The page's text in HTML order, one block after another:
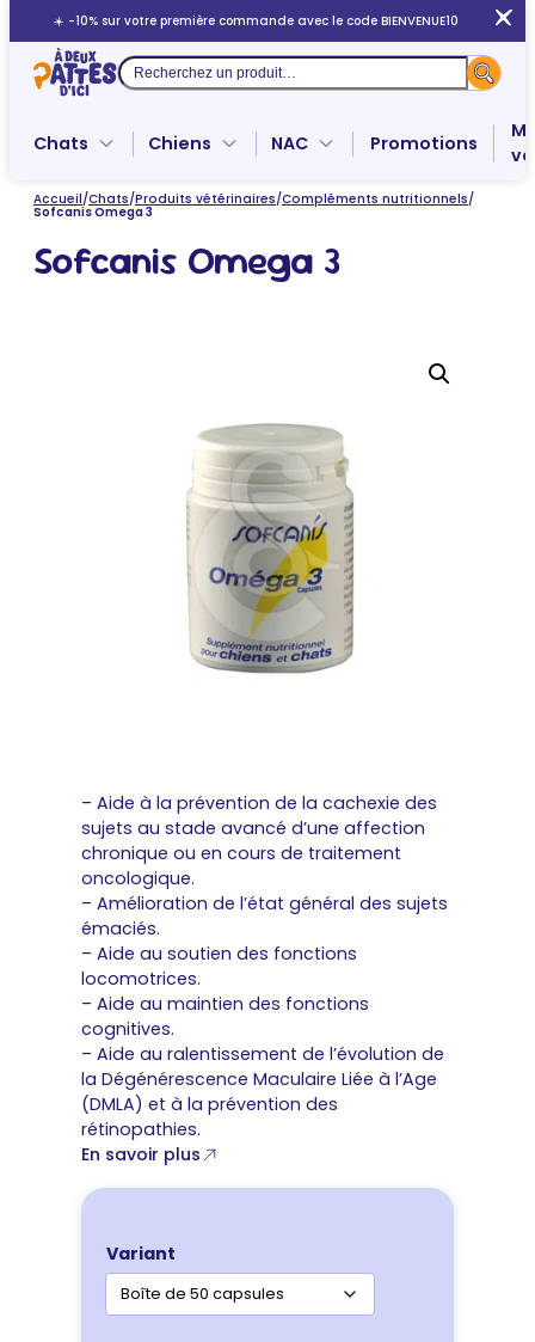
au
contenu
☀️ -10% sur votre première commande avec le code BIENVENUE10
Recherche
Chats Chiens NAC Promotions
Accueil/Chats/Produits vétérinaires/Compléments nutritionnels/
Sofcanis Omega 3
Sofcanis Omega 3
– Aide à la prévention de la cachexie des
sujets au stade avancé d’une affection
chronique ou en cours de traitement
oncologique.
– Amélioration de l’état général des sujets
émaciés.
– Aide au soutien des fonctions
locomotrices.
– Aide au maintien des fonctions
cognitives.
– Aide au ralentissement de l’évolution de
la Dégénérescence Maculaire Liée à l’Age
(DMLA) et à la prévention des
rétinopathies.
En savoir plus
Variant